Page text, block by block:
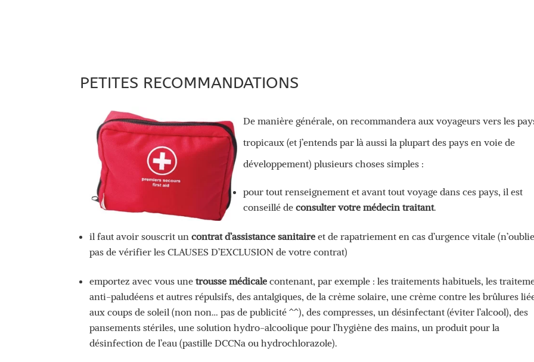
PETITES RECOMMANDATIONS
De manière générale, on recommandera aux voyageurs vers les
tropicaux (et j’entends par là aussi la plupart des pays en voie de
développement) plusieurs choses simples :
pour tout renseignement et avant tout voyage dans ces pays, il est
conseillé deconsulter votre médecin traitant.
il faut avoir souscrit uncontrat d’assistance sanitaire et de rapatriement en cas d’urgence vitale
pas de vérifier les CLAUSES D’EXCLUSION de votre contrat)
emportez avec vous unetrousse médicale contenant, par exemple : les traitements habituels, les
anti-paludéens et autres répulsifs, des antalgiques, de la crème solaire, une crème contre les brûlures
aux coups de soleil (non non… pas de publicité ^^), des compresses, un désinfectant (éviter l’alcool), des
pansements stériles, une solution hydro-alcoolique pour l’hygiène des mains, un produit pour la
désinfection de l’eau (pastille DCCNa ou hydrochlorazole).